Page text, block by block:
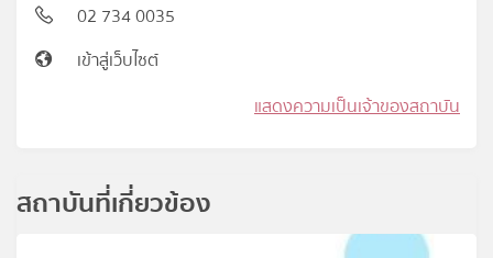
02 734 0035
เข้าสู่เว็บไซต์
แสดงความเป็นเจ้าของสถาบัน
สถาบันที่เกี่ยวข้อง